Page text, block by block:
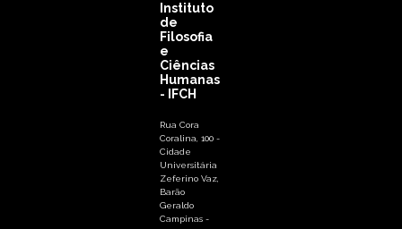
Instituto
de
Filosofia
e
Ciências
Humanas
- IFCH
Rua Cora
Coralina, 100 -
Cidade
Universitária
Zeferino Vaz,
Barão
Geraldo
Campinas -